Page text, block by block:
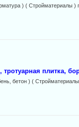
) ( Стройматериалы )
тротуарная плитка,
бетон ) (